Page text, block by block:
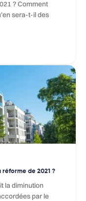
? Comment
sera-t-il des
de 2021 ?
la diminution
par le